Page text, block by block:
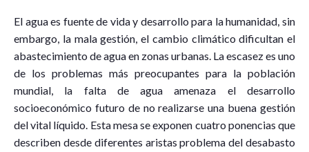
El agua es fuente de vida y desarrollo para la humanidad, sin
embargo, la mala gestión, el cambio climático dificultan el
abastecimiento de agua en zonas urbanas. La escasez es uno
de los problemas más preocupantes para la población
mundial, la falta de agua amenaza el desarrollo
socioeconómico futuro de no realizarse una buena gestión
del vital líquido. Esta mesa se exponen cuatro ponencias que
describen desde diferentes aristas problema del desabasto